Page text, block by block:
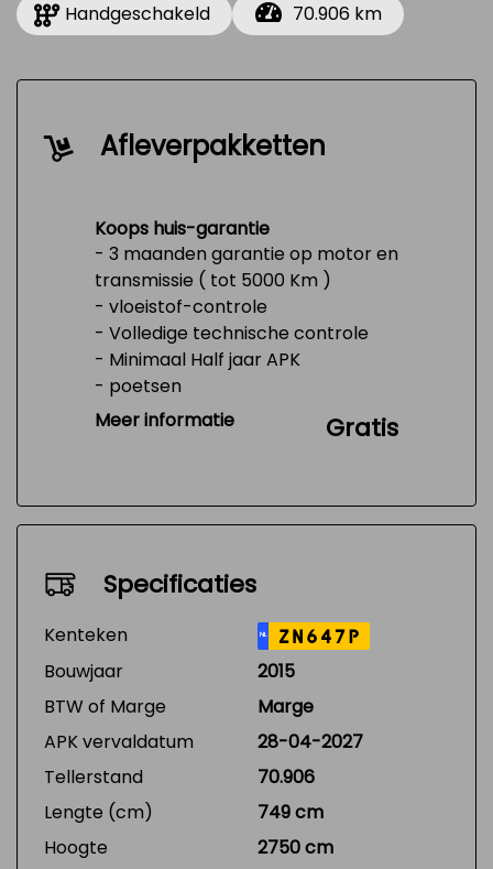
Handgeschakeld
70.906 km
Afleverpakketten
Koops huis-garantie
- 3 maanden garantie op motor en
transmissie ( tot 5000 Km )
- vloeistof-controle
- Volledige technische controle
- Minimaal Half jaar APK
- poetsen
- Tank 1/4 vol
Meer informatie Gratis
Specificaties
Kenteken NL ZN647P
Bouwjaar
2015
BTW of Marge
Marge
APK vervaldatum
28-04-2027
Tellerstand
70.906
Lengte (cm)
749 cm
Hoogte
2750 cm